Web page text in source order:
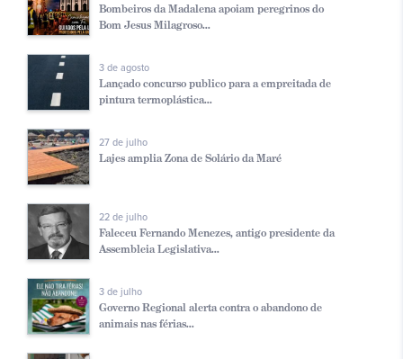
Bombeiros da Madalena apoiam peregrinos do
Bom Jesus Milagroso...
3 de agosto
Lançado concurso publico para a empreitada de
pintura termoplástica...
27 de julho
Lajes amplia Zona de Solário da Maré
22 de julho
Faleceu Fernando Menezes, antigo presidente da
Assembleia Legislativa...
3 de julho
Governo Regional alerta contra o abandono de
animais nas férias...